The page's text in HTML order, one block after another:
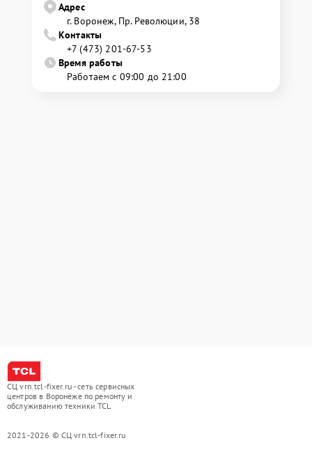
Адрес
г. Воронеж, Пр. Революции, 38
Контакты
+7 (473) 201-67-53
Время работы
Работаем с 09:00 до 21:00
СЦ vrn.tcl-fixer.ru - сеть сервисных
центров в Воронеже по ремонту и
обслуживанию техники TCL
2021-2026 © СЦ vrn.tcl-fixer.ru